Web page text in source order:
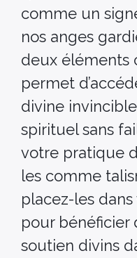
comme un
nos anges
deux éléments
permet
divine
spirituel sans
votre pratique
les comme
placez-les
pour
soutien divins